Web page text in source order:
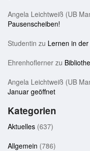
Angela Leichtweiß (UB
Pausenscheiben!
Studentin zu Lernen in
Ehrenhoflerner zu
Angela Leichtweiß (UB
Januar geöffnet
Kategorien
Aktuelles (637)
Allgemein (786)